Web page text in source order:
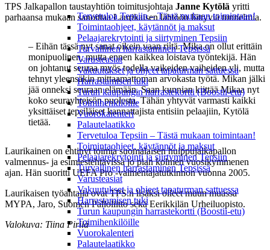
Tervetuloa Tepsiin – Tästä mukaan toimintaan!
Toimintaohjeet, käytännöt ja maksut
Pelaajarekrytointi ja siirtyminen Tepsiin
Turvallinen harrastaminen Tepsissä
Varusteasiat
Vakuutukset ja ohjeet tapaturman sattuessa
Harrastamisen tuki
Turun kaupungin harrastekortti (Boostii-etu)
Toimihenkilöille
Vuorokalenteri
Palautelaatikko
Tervetuloa Tepsiin – Tästä mukaan toimintaan!
Toimintaohjeet, käytännöt ja maksut
Pelaajarekrytointi ja siirtyminen Tepsiin
Turvallinen harrastaminen Tepsissä
Varusteasiat
Vakuutukset ja ohjeet tapaturman sattuessa
Harrastamisen tuki
Turun kaupungin harrastekortti (Boostii-etu)
Toimihenkilöille
Vuorokalenteri
Palautelaatikko
TPS Jalkapallon taustayhtiön toimitusjohtaja Janne Kytölä yritti
parhaansa mukaan sanoittaa Laurikaisen lähtöön liittyviä tunnelmia.
– Eihän tässä nyt sanat oikein vaan riitä. Mika on ollut erittäin
monipuolinen, mutta ennen kaikkea loistava työntekijä. Hän
on johtanut seuraa myös todella vaikeiden vaiheiden yli, mutta
tehnyt yleensäkin mittaamattoman arvokasta työtä. Mikan jälki
jää onneksi seuraan elämään. Saan kunnian kiittää Mikaa nyt
koko seurayhteisön puolesta. Tähän yhtyvät varmasti kaikki
yksittäiset tepsiläiset kannattajista entisiin pelaajiin, Kytölä
tietää.
Laurikainen on ehtinyt toimia suomalaisen huippujalkapallon
valmennus- ja esimiestehtävissä jo pian kolmen vuosikymmenen
ajan. Hän suoritti UEFA Pro -valmentajatutkinnon vuonna 2005.
Laurikaisen työantajia ovat TPS:n lisäksi olleet muun muassa
MYPA, Jaro, Suomen Palloliitto sekä Eerikkilän Urheiluopisto.
Valokuva: Tiina Pirilä